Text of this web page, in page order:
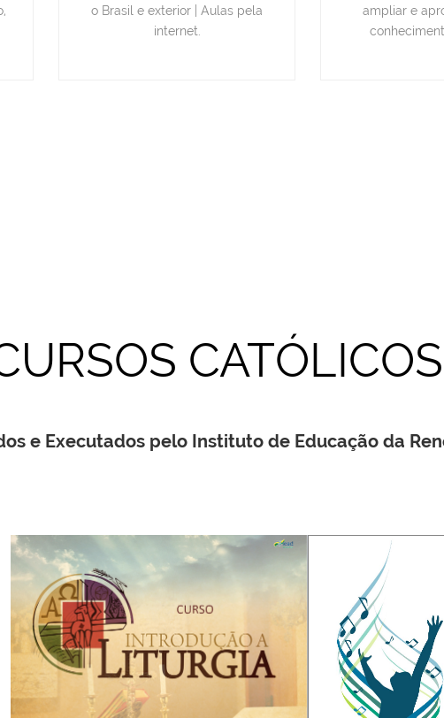
o Brasil e exterior | Aulas pela
internet.
ampliar e
e Executados pelo Instituto de Educação da